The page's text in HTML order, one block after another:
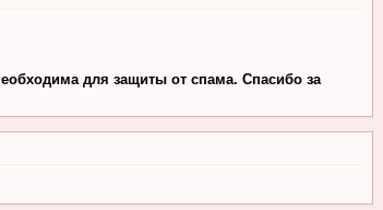
для защиты от спама. Спасибо за